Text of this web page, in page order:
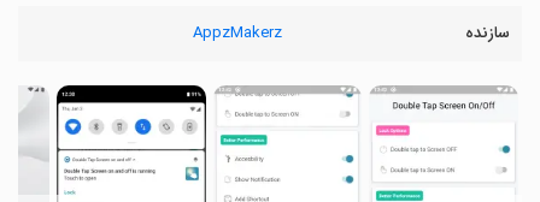
سازنده AppzMakerz